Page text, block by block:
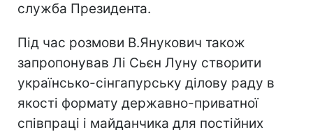
служба Президента.
Під час розмови В.Янукович також
запропонував Лі Сьєн Луну створити
українсько-сінгапурську ділову раду в
якості формату державно-приватної
співпраці і майданчика для постійних